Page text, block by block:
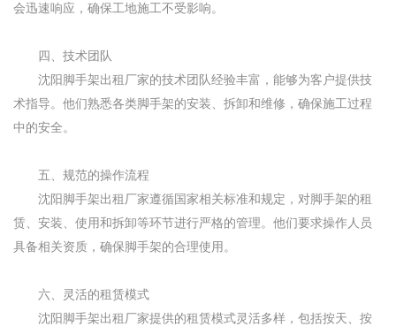
会迅速响应，确保工地施工不受影响。
四、技术团队
沈阳脚手架出租厂家的技术团队经验丰富，能够为客户提供技
术指导。他们熟悉各类脚手架的安装、拆卸和维修，确保施工过程
中的安全。
五、规范的操作流程
沈阳脚手架出租厂家遵循国家相关标准和规定，对脚手架的租
赁、安装、使用和拆卸等环节进行严格的管理。他们要求操作人员
具备相关资质，确保脚手架的合理使用。
六、灵活的租赁模式
沈阳脚手架出租厂家提供的租赁模式灵活多样，包括按天、按